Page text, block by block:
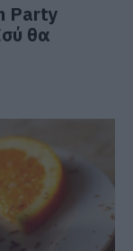
Party
θα